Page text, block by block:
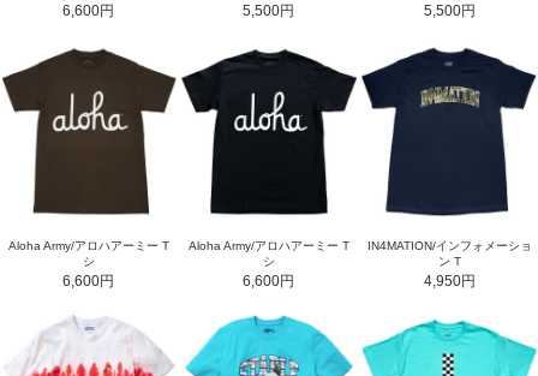
6,600円 5,500円 5,500円
Aloha Army/アロハアーミー T
シ
6,600円
Aloha Army/アロハアーミー T
シ
6,600円
IN4MATION/インフォメーショ
ン T
4,950円